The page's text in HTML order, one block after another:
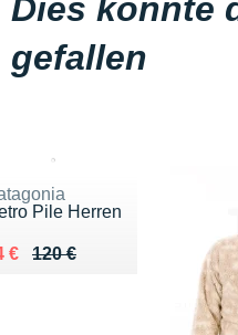
Dies könnte
gefallen
Pile Herren
120 €
lieu de 120 €
€ 84 €